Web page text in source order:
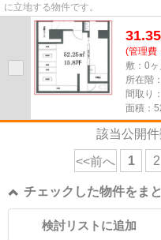
に立地する物件です。
31.35
(管理費
敷：0
所在階
間取り
面積：
該当公開件
<<前へ 1 2
チェックした物件をま
検討リストに追加